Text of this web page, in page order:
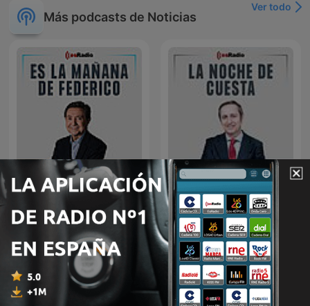
Más podcasts de Noticias
Ver todo
Es la Mañana de Federico La noche de Cuesta